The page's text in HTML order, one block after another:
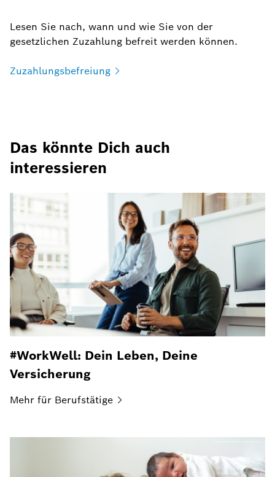
Lesen Sie nach, wann und wie Sie von der
gesetzlichen Zuzahlung befreit werden können.
Zuzahlungsbefreiung
Das könnte Dich auch
interessieren
#WorkWell: Dein Leben, Deine
Versicherung
Mehr für Berufstätige